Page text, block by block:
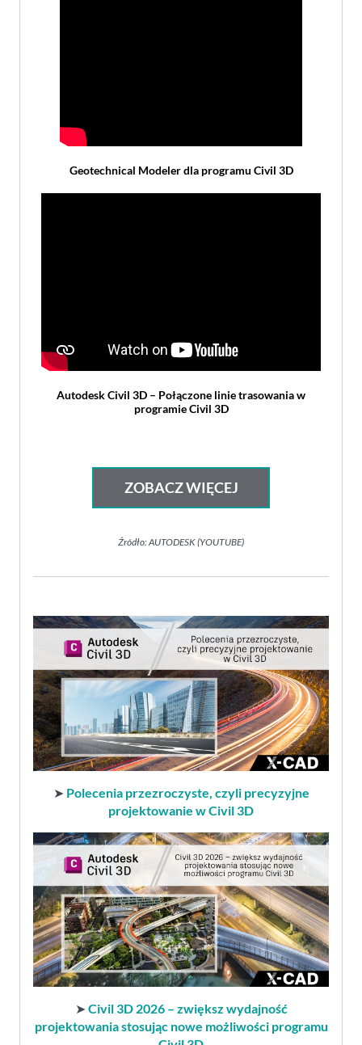
Geotechnical Modeler dla programu Civil 3D
Autodesk Civil 3D – Połączone linie trasowania w
programie Civil 3D
ZOBACZ WIĘCEJ
Źródło: AUTODESK (YOUTUBE)
➤ Polecenia przezroczyste, czyli precyzyjne
projektowanie w Civil 3D
➤ Civil 3D 2026 – zwiększ wydajność
projektowania stosując nowe możliwości programu